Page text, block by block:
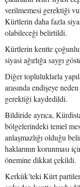
verilmemesi gerektiği
Kürtlerin daha fazla
olabileceği belirtildi.
Kürtlerin kentte
siyasi ağırlığa saygı
Diğer topluluklarla
arasında endişeye
gerektiği kaydedildi.
Bildiride ayrıca,
bölgelerindeki temel
anlaşmazlığı olduğu
haklarının korunması
önemine dikkat çekildi.
Kerkük’teki Kürt